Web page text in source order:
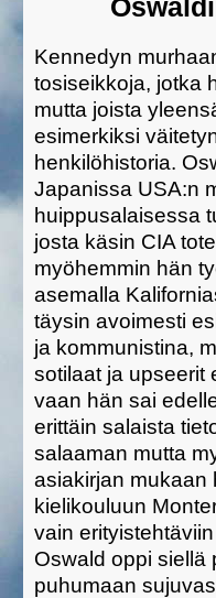
Kennedyn
tosiseikkoja, jotka
mutta joista
esimerkiksi
henkilöhistoria.
Japanissa USA:n
huippusalaisessa
josta käsin CIA
myöhemmin hän
asemalla
täysin avoimesti
ja kommunistina,
sotilaat ja upseerit
vaan hän sai
erittäin salaista
salaaman mutta
asiakirjan mukaan
kielikouluun
vain
Oswald oppi siellä
puhumaan